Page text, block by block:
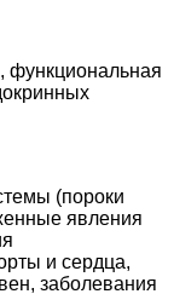
(пороки
явления
и сердца,
заболевания